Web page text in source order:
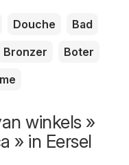
Douche
Bad
Bronzer
Boter
winkels »
» in Eersel